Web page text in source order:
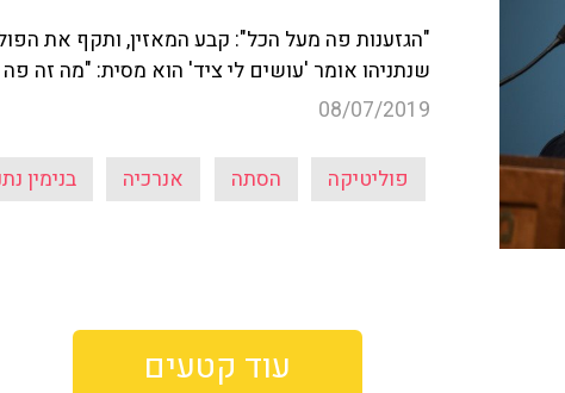
"הגזענות פה מעל הכל": קבע המאזין, ותקף את
שנתניהו אומר 'עושים לי ציד' הוא מסית: "מה זה
08/07/2019
פוליטיקה הסתה אנרכיה בנימין
עוד קטעים